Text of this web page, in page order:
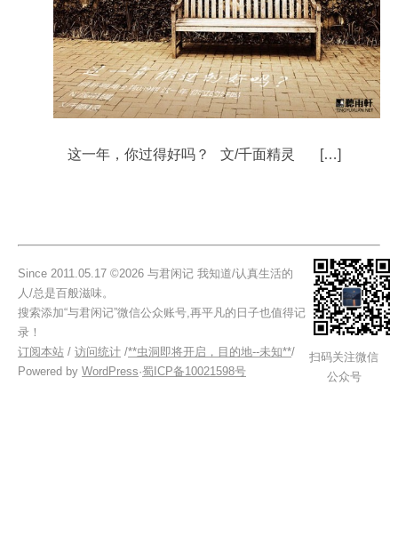
这一年，你过得好吗？ 文/千面精灵 […]
Since 2011.05.17 ©2026 与君闲记 我知道/认真生活的
人/总是百般滋味。
搜索添加“与君闲记”微信公众账号,再平凡的日子也值得记
录！
订阅本站 / 访问统计 /**虫洞即将开启，目的地--未知**/
Powered by WordPress·蜀ICP备10021598号
扫码关注微信
公众号